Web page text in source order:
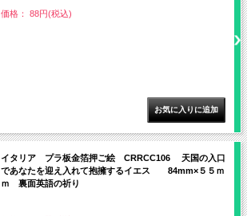
価格： 88円(税込)
イタリア プラ板金箔押ご絵 CRRCC106 天国の入口
であなたを迎え入れて抱擁するイエス 84mm×５５ｍ
ｍ 裏面英語の祈り